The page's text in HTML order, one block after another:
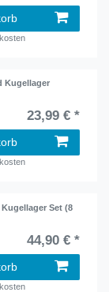
Kugellager
23,99 € *
Set (8
44,90 € *